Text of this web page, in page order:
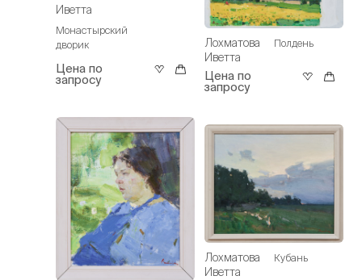
Иветта
Монастырский
дворик
Цена по
запросу
Лохматова
Иветта
Полдень
Цена по
запросу
Лохматова
Иветта
Кубань